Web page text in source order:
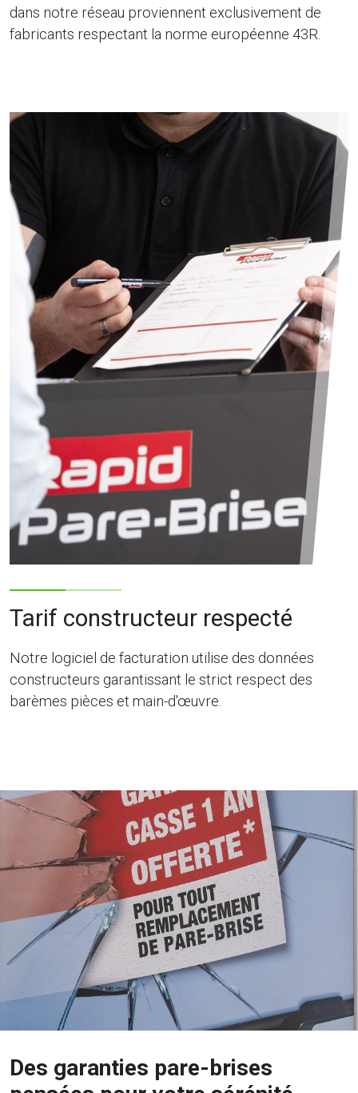
dans notre réseau proviennent exclusivement de
fabricants respectant la norme européenne 43R.
Tarif constructeur respecté
Notre logiciel de facturation utilise des données
constructeurs garantissant le strict respect des
barèmes pièces et main-d'œuvre.
Des garanties pare-brises